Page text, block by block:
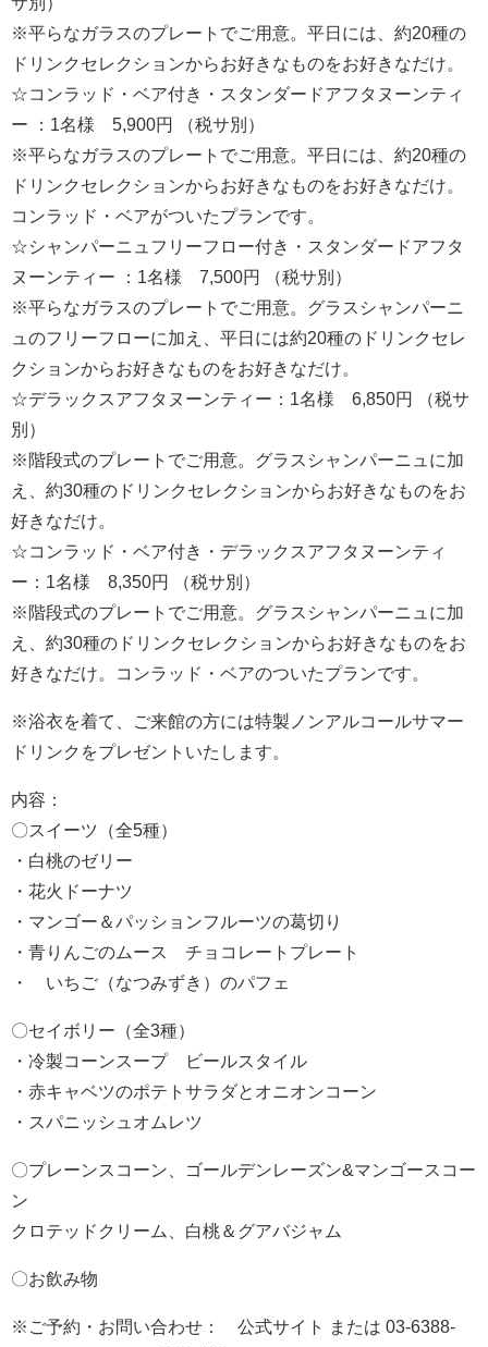
※平らなガラスのプレートでご用意。平日には、約20種の
ドリンクセレクションからお好きなものをお好きなだけ。
☆コンラッド・ベア付き・スタンダードアフタヌーンティ
ー ：1名様 5,900円 （税サ別）
※平らなガラスのプレートでご用意。平日には、約20種の
ドリンクセレクションからお好きなものをお好きなだけ。
コンラッド・ベアがついたプランです。
☆シャンパーニュフリーフロー付き・スタンダードアフタ
ヌーンティー ：1名様 7,500円 （税サ別）
※平らなガラスのプレートでご用意。グラスシャンパーニ
ュのフリーフローに加え、平日には約20種のドリンクセレ
クションからお好きなものをお好きなだけ。
☆デラックスアフタヌーンティー：1名様 6,850円 （税サ
別）
※階段式のプレートでご用意。グラスシャンパーニュに加
え、約30種のドリンクセレクションからお好きなものをお
好きなだけ。
☆コンラッド・ベア付き・デラックスアフタヌーンティ
ー：1名様 8,350円 （税サ別）
※階段式のプレートでご用意。グラスシャンパーニュに加
え、約30種のドリンクセレクションからお好きなものをお
好きなだけ。コンラッド・ベアのついたプランです。
※浴衣を着て、ご来館の方には特製ノンアルコールサマー
ドリンクをプレゼントいたします。
内容：
〇スイーツ（全5種）
・白桃のゼリー
・花火ドーナツ
・マンゴー＆パッションフルーツの葛切り
・青りんごのムース チョコレートプレート
・ いちご（なつみずき）のパフェ
〇セイボリー（全3種）
・冷製コーンスープ ビールスタイル
・赤キャベツのポテトサラダとオニオンコーン
・スパニッシュオムレツ
〇プレーンスコーン、ゴールデンレーズン&マンゴースコー
ン
クロテッドクリーム、白桃＆グアバジャム
〇お飲み物
※ご予約・お問い合わせ： 公式サイト または 03-6388-